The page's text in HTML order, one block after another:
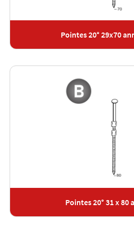
Pointes 20° 29x70
Pointes 20° 31 x 80